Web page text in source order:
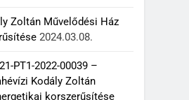
Zoltán Művelődési Ház
2024.03.08.
PT1-2022-00039 –
Kodály Zoltán
korszerűsítése